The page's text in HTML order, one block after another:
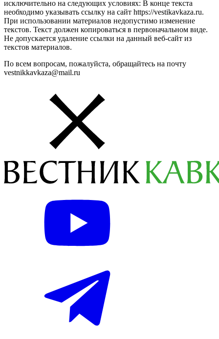
исключительно на следующих условиях: В конце текста
необходимо указывать ссылку на сайт https://vestikavkaza.ru.
При использовании материалов недопустимо изменение
текстов. Текст должен копироваться в первоначальном виде.
Не допускается удаление ссылки на данный веб-сайт из
текстов материалов.
По всем вопросам, пожалуйста, обращайтесь на почту
vestnikkavkaza@mail.ru